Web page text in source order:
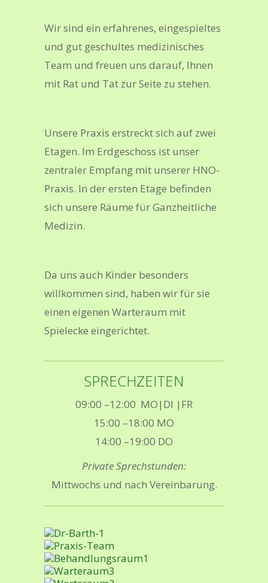
Wir sind ein erfahrenes, eingespieltes
und gut geschultes medizinisches
Team und freuen uns darauf, Ihnen
mit Rat und Tat zur Seite zu stehen.
Unsere Praxis erstreckt sich auf zwei
Etagen. Im Erdgeschoss ist unser
zentraler Empfang mit unserer HNO-
Praxis. In der ersten Etage befinden
sich unsere Räume für Ganzheitliche
Medizin.
Da uns auch Kinder besonders
willkommen sind, haben wir für sie
einen eigenen Warteraum mit
Spielecke eingerichtet.
SPRECHZEITEN
09:00 –12:00 MO|DI |FR
15:00 –18:00 MO
14:00 –19:00 DO
Private Sprechstunden:
Mittwochs und nach Vereinbarung.